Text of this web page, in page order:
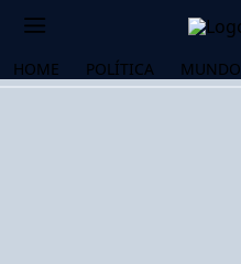
HOME POLÍTICA MUNDO